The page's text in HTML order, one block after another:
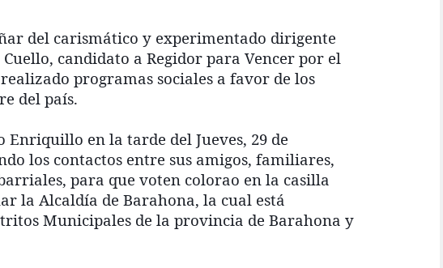
del carismático y experimentado dirigente
candidato a Regidor para Vencer por el
programas sociales a favor de los
del país.
en la tarde del Jueves, 29 de
los contactos entre sus amigos, familiares,
para que voten colorao en la casilla
la Alcaldía de Barahona, la cual está
Municipales de la provincia de Barahona y